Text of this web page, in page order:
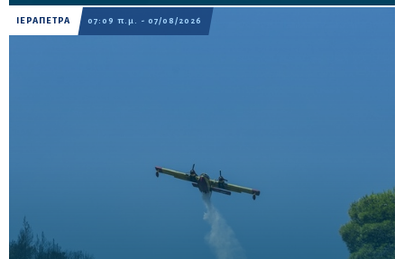
ΙΕΡΑΠΕΤΡΑ 07:09 π.μ. - 07/08/2026